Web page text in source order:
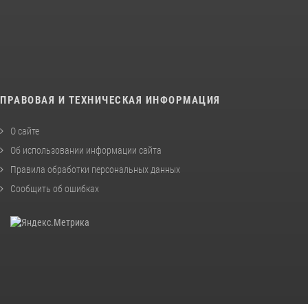
ПРАВОВАЯ И ТЕХНИЧЕСКАЯ ИНФОРМАЦИЯ
О сайте
Об использовании информации сайта
Правила обработки персональных данных
Сообщить об ошибках